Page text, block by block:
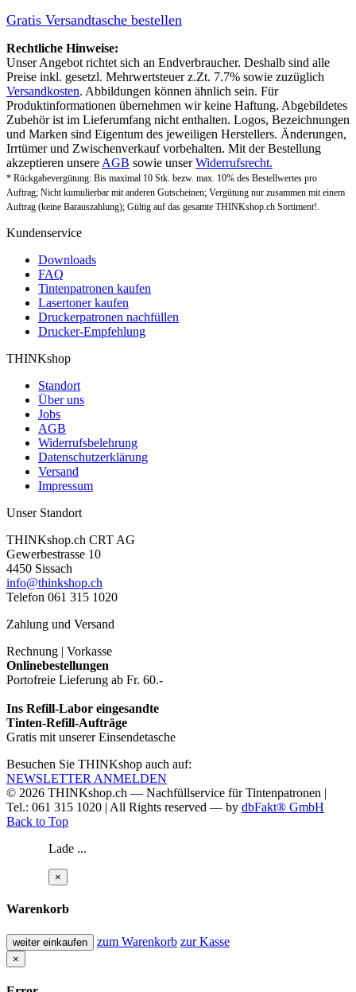
Gratis Versandtasche bestellen
Rechtliche Hinweise:
Unser Angebot richtet sich an Endverbraucher. Deshalb sind alle
Preise inkl. gesetzl. Mehrwertsteuer z.Zt. 7.7% sowie zuzüglich
Versandkosten. Abbildungen können ähnlich sein. Für
Produktinformationen übernehmen wir keine Haftung. Abgebildetes
Zubehör ist im Lieferumfang nicht enthalten. Logos, Bezeichnungen
und Marken sind Eigentum des jeweiligen Herstellers. Änderungen,
Irrtümer und Zwischenverkauf vorbehalten. Mit der Bestellung
akzeptieren unsere AGB sowie unserWiderrufsrecht.
* Rückgabevergütung: Bis maximal 10 Stk. bezw. max. 10% des Bestellwertes pro
Auftrag; Nicht kumulierbar mit anderen Gutscheinen; Vergütung nur zusammen mit einem
Auftrag (keine Barauszahlung); Gültig auf das gesamte THINKshop.ch Sortiment!.
Kundenservice
Downloads
FAQ
Tintenpatronen kaufen
Lasertoner kaufen
Druckerpatronen nachfüllen
Drucker-Empfehlung
THINKshop
Standort
Über uns
Jobs
AGB
Widerrufsbelehrung
Datenschutzerklärung
Versand
Impressum
Unser Standort
THINKshop.ch CRT AG
Gewerbestrasse 10
4450 Sissach
info@thinkshop.ch
Telefon 061 315 1020
Zahlung und Versand
Rechnung | Vorkasse
Onlinebestellungen
Portofreie Lieferung ab Fr. 60.-
Ins Refill-Labor eingesandte
Tinten-Refill-Aufträge
Gratis mit unserer Einsendetasche
Besuchen Sie THINKshop auch auf:
NEWSLETTER ANMELDEN
© 2026 THINKshop.ch — Nachfüllservice fürTintenpatronen |
Tel.: 061 315 1020 | All Rights reserved — by dbFakt® GmbH
Back to Top
Lade ...
×
Warenkorb
weiter einkaufen zum Warenkorb zur Kasse
×